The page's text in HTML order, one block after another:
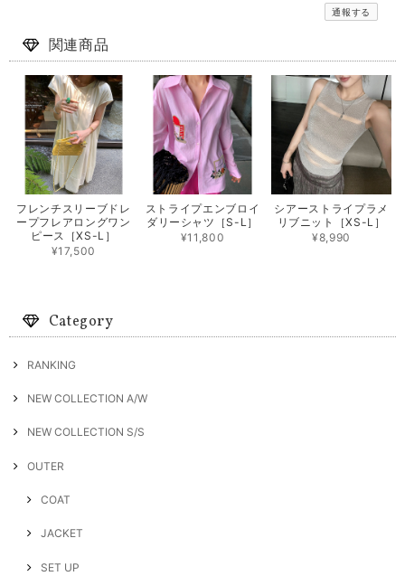
通報する
関連商品
フレンチスリーブドレ
ープフレアロングワン
ピース［XS-L］
¥17,500
ストライプエンブロイ
ダリーシャツ［S-L］
¥11,800
シアーストライプラメ
リブニット［XS-L］
¥8,990
Category
RANKING
NEW COLLECTION A/W
NEW COLLECTION S/S
OUTER
COAT
JACKET
SET UP